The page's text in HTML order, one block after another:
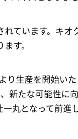
ています。キオ
す。
り生産を開始い
新たな可能性に
丸となって前進